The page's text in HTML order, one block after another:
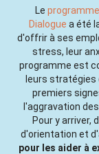
Le
Dialogue a été
d'offrir à ses
stress, leur
programme est
leurs
premiers
l'aggravation
Pour y arriver,
d'orientation et
pour les aider à